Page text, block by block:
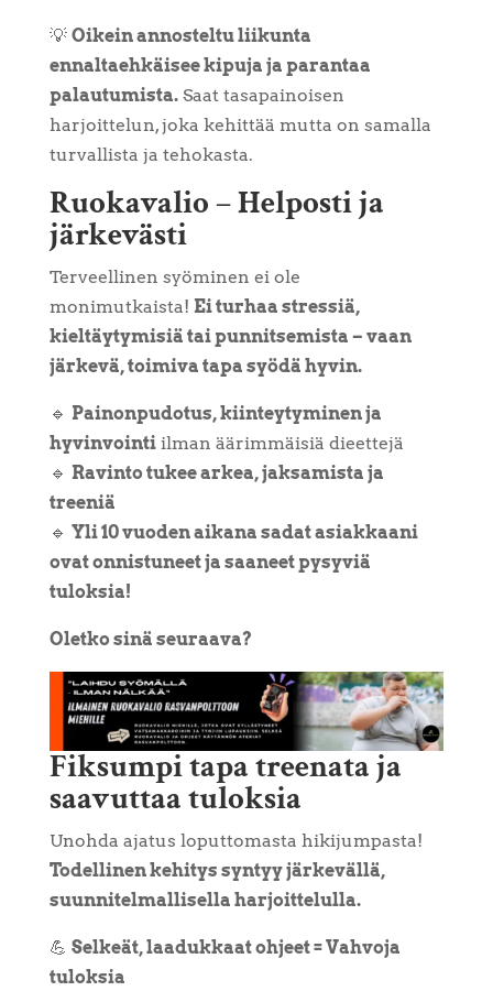
💡 Oikein annosteltu liikunta
ennaltaehkäisee kipuja ja parantaa
palautumista.Saat tasapainoisen
harjoittelun, joka kehittää mutta on samalla
turvallista ja tehokasta.
Ruokavalio – Helposti ja
järkevästi
Terveellinen syöminen ei ole
monimutkaista! Ei turhaa stressiä,
kieltäytymisiä tai punnitsemista – vaan
järkevä, toimiva tapa syödä hyvin.
🔹 Painonpudotus, kiinteytyminen ja
hyvinvointiilman äärimmäisiä dieettejä
🔹 Ravinto tukee arkea, jaksamista ja
treeniä
🔹 Yli 10 vuoden aikana sadat asiakkaani
ovat onnistuneet ja saaneet pysyviä
tuloksia!
Oletko sinä seuraava?
Fiksumpi tapa treenata ja
saavuttaa tuloksia
Unohda ajatus loputtomasta hikijumpasta!
Todellinen kehitys syntyy järkevällä,
suunnitelmallisella harjoittelulla.
💪 Selkeät, laadukkaat ohjeet = Vahvoja
tuloksia